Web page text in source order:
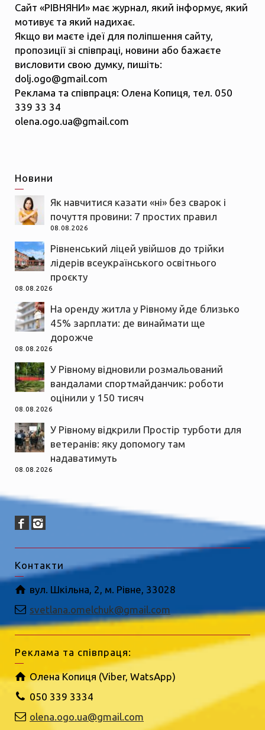
Сайт «РІВНЯНИ» має журнал, який інформує, який
мотивує та який надихає.
Якщо ви маєте ідеї для поліпшення сайту,
пропозиції зі співпраці, новини або бажаєте
висловити свою думку, пишіть:
dolj.ogo@gmail.com
Реклама та співпраця: Олена Копиця, тел. 050
339 33 34
olena.ogo.ua@gmail.com
Новини
Як навчитися казати «ні» без сварок і
почуття провини: 7 простих правил
08.08.2026
Рівненський ліцей увійшов до трійки
лідерів всеукраїнського освітнього
проєкту
08.08.2026
На оренду житла у Рівному йде близько
45% зарплати: де винаймати ще
дорожче
08.08.2026
У Рівному відновили розмальований
вандалами спортмайданчик: роботи
оцінили у 150 тисяч
08.08.2026
У Рівному відкрили Простір турботи для
ветеранів: яку допомогу там
надаватимуть
08.08.2026
Контакти
вул. Шкільна, 2, м. Рівне, 33028
svetlana.omelchuk@gmail.com
Реклама та співпраця:
Олена Копиця (Viber, WatsApp)
050 339 3334
olena.ogo.ua@gmail.com